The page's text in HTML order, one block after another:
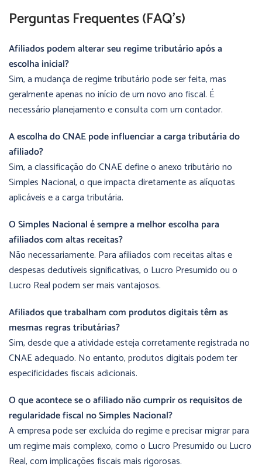
Perguntas Frequentes (FAQ’s)
Afiliados podem alterar seu regime tributário após a
escolha inicial?
Sim, a mudança de regime tributário pode ser feita, mas
geralmente apenas no início de um novo ano fiscal. É
necessário planejamento e consulta com um contador.
A escolha do CNAE pode influenciar a carga tributária do
afiliado?
Sim, a classificação do CNAE define o anexo tributário no
Simples Nacional, o que impacta diretamente as alíquotas
aplicáveis e a carga tributária.
O Simples Nacional é sempre a melhor escolha para
afiliados com altas receitas?
Não necessariamente. Para afiliados com receitas altas e
despesas dedutíveis significativas, o Lucro Presumido ou o
Lucro Real podem ser mais vantajosos.
Afiliados que trabalham com produtos digitais têm as
mesmas regras tributárias?
Sim, desde que a atividade esteja corretamente registrada no
CNAE adequado. No entanto, produtos digitais podem ter
especificidades fiscais adicionais.
O que acontece se o afiliado não cumprir os requisitos de
regularidade fiscal no Simples Nacional?
A empresa pode ser excluída do regime e precisar migrar para
um regime mais complexo, como o Lucro Presumido ou Lucro
Real, com implicações fiscais mais rigorosas.